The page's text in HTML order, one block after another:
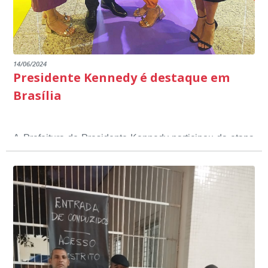
14/06/2024
Presidente Kennedy é destaque em
Brasília
A Prefeitura de Presidente Kennedy participou da etapa
nacional do 12º Prêmio Sebrae Prefeitura
Empreendedora, que visou valorizar e destacar o papel
dos gestores públicos comprometidos com o
desenvolvimento socioeconômico dos municípios, a
partir de iniciativas que estimulam o empreendedorismo,
a competitividade dos pequenos negócios e a
modernização da gestão pública local. O evento
aconteceu nesta terça-feira (11) em Brasília.